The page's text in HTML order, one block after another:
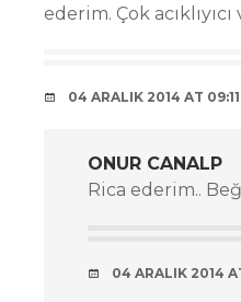
ederim. Çok acıklıyıcı
04 ARALIK 2014 AT 09:11
ONUR CANALP
Rica ederim..
04 ARALIK 2014